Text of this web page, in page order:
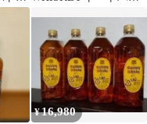
¥16,980